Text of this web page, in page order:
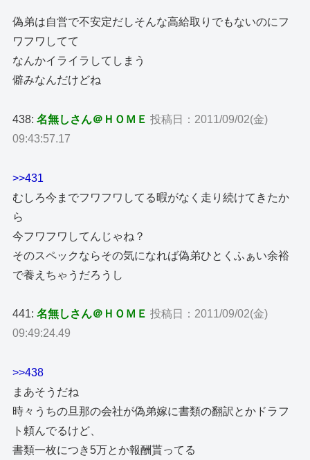
偽弟は自営で不安定だしそんな高給取りでもないのにフ
ワフワしてて
なんかイライラしてしまう
僻みなんだけどね
438:名無しさん＠ＨＯＭＥ 投稿日：2011/09/02(金)
09:43:57.17
>>431
むしろ今までフワフワしてる暇がなく走り続けてきたか
ら
今フワフワしてんじゃね？
そのスペックならその気になれば偽弟ひとくふぁい余裕
で養えちゃうだろうし
441:名無しさん＠ＨＯＭＥ 投稿日：2011/09/02(金)
09:49:24.49
>>438
まあそうだね
時々うちの旦那の会社が偽弟嫁に書類の翻訳とかドラフ
ト頼んでるけど、
書類一枚につき5万とか報酬貰ってる